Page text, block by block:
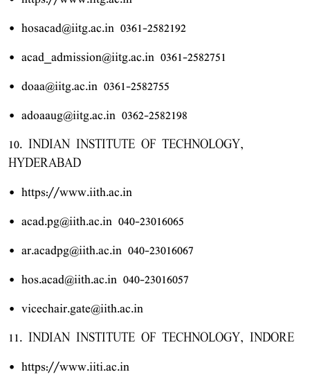
• hosacad@iitg.ac.in 0361-2582192
• acad_admission@iitg.ac.in 0361-2582751
• doaa@iitg.ac.in 0361-2582755
• adoaaug@iitg.ac.in 0362-2582198
10. INDIAN INSTITUTE OF TECHNOLOGY,
HYDERABAD
• https://www.iith.ac.in
• acad.pg@iith.ac.in 040-23016065
• ar.acadpg@iith.ac.in 040-23016067
• hos.acad@iith.ac.in 040-23016057
• vicechair.gate@iith.ac.in
11. INDIAN INSTITUTE OF TECHNOLOGY, INDORE
• https://www.iiti.ac.in